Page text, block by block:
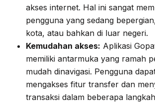
akses internet. Hal ini sangat
pengguna yang sedang
kota, atau bahkan di luar negeri.
Kemudahan akses: Aplikasi
memiliki antarmuka yang ramah
mudah dinavigasi. Pengguna
mengakses fitur transfer dan
transaksi dalam beberapa